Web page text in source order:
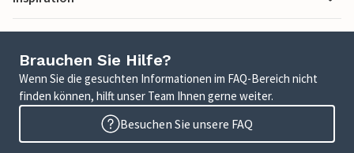
Brauchen Sie Hilfe?
Wenn Sie die gesuchten Informationen im FAQ-Bereich nicht
finden können, hilft unser Team Ihnen gerne weiter.
Besuchen Sie unsere FAQ